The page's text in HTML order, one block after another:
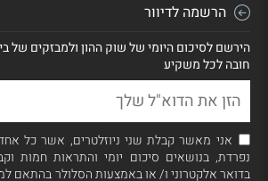
הרשמה לדיוור
הירשם לסיכום היומי של שוק ההון ולמבזקים של
חובה לכל משקיע
אני מאשר קבלת שני ניוזלטרים, אשר כל
נפרדת, בנושאים סיכום יומי והתראות חמות
בדואר אלקטרוני ו/ או באמצעות הסלולר בהתאם